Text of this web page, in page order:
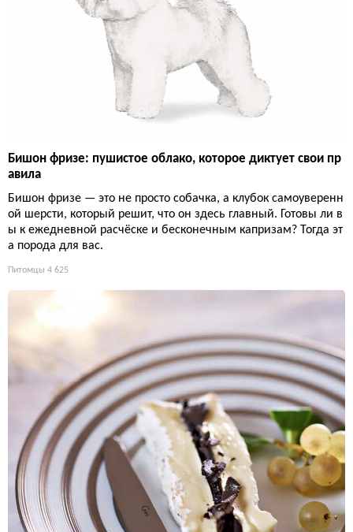
Бишон фризе: пушистое облако, которое диктует свои пр
авила
Бишон фризе — это не просто собачка, а клубок самоуверенн
ой шерсти, который решит, что он здесь главный. Готовы ли в
ы к ежедневной расчёске и бесконечным капризам? Тогда эт
а порода для вас.
Питомцы 4 625